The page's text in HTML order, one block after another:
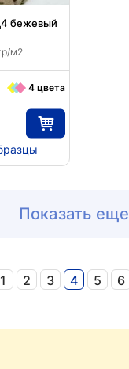
бежевый
м2
4 цвета
Показать еще
1 2 3 4 5 6